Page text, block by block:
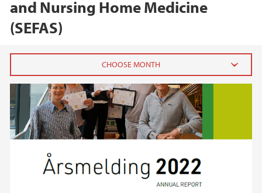
and Nursing Home Medicine
(SEFAS)
2024
December (1)
October (1)
2023